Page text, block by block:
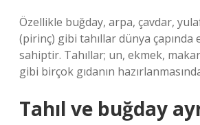
Özellikle buğday, arpa, çavdar,
(pirinç) gibi tahıllar dünya çapında
sahiptir. Tahıllar; un, ekmek,
gibi birçok gıdanın
Tahıl ve buğday